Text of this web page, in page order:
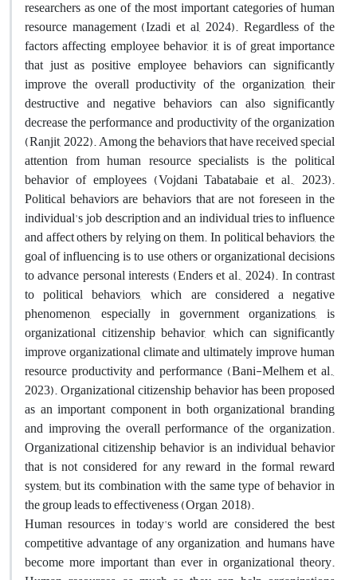
researchers as one of the most important categories of human
resource management (Izadi et al, 2024). Regardless of the
factors affecting employee behavior, it is of great importance
that just as positive employee behaviors can significantly
improve the overall productivity of the organization, their
destructive and negative behaviors can also significantly
decrease the performance and productivity of the organization
(Ranjit, 2022). Among the behaviors that have received special
attention from human resource specialists is the political
behavior of employees (Vojdani Tabatabaie et al., 2023).
Political behaviors are behaviors that are not foreseen in the
individual's job description and an individual tries to influence
and affect others by relying on them. In political behaviors, the
goal of influencing is to use others or organizational decisions
to advance personal interests (Enders et al., 2024). In contrast
to political behaviors, which are considered a negative
phenomenon, especially in government organizations, is
organizational citizenship behavior, which can significantly
improve organizational climate and ultimately improve human
resource productivity and performance (Bani-Melhem et al.,
2023). Organizational citizenship behavior has been proposed
as an important component in both organizational branding
and improving the overall performance of the organization.
Organizational citizenship behavior is an individual behavior
that is not considered for any reward in the formal reward
system; but its combination with the same type of behavior in
the group leads to effectiveness (Organ, 2018).
Human resources in today's world are considered the best
competitive advantage of any organization, and humans have
become more important than ever in organizational theory.